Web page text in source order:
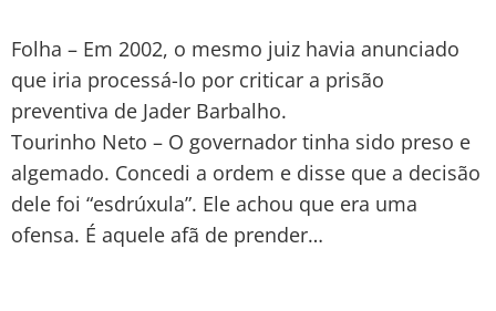
Folha – Em 2002, o mesmo juiz havia anunciado
que iria processá-lo por criticar a prisão
preventiva de Jader Barbalho.
Tourinho Neto – O governador tinha sido preso e
algemado. Concedi a ordem e disse que a decisão
dele foi “esdrúxula”. Ele achou que era uma
ofensa. É aquele afã de prender…